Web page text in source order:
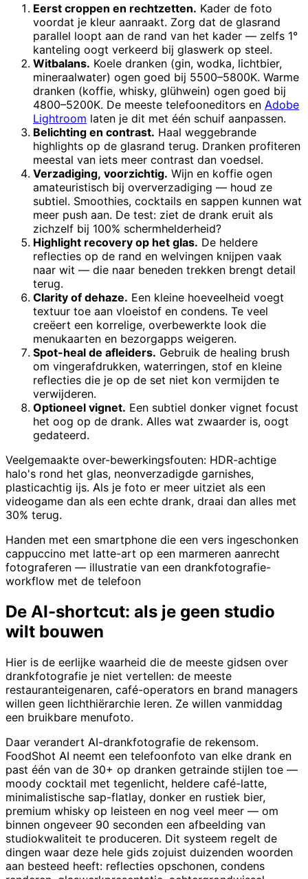
Eerst croppen en rechtzetten. Kader de foto
voordat je kleur aanraakt. Zorg dat de glasrand
parallel loopt aan de rand van het kader — zelfs 1°
kanteling oogt verkeerd bij glaswerk op steel.
Witbalans. Koele dranken (gin, wodka, lichtbier,
mineraalwater) ogen goed bij 5500–5800K. Warme
dranken (koffie, whisky, glühwein) ogen goed bij
4800–5200K. De meeste telefooneditors en Adobe
Lightroom laten je dit met één schuif aanpassen.
Belichting en contrast. Haal weggebrande
highlights op de glasrand terug. Dranken profiteren
meestal van iets meer contrast dan voedsel.
Verzadiging, voorzichtig. Wijn en koffie ogen
amateuristisch bij oververzadiging — houd ze
subtiel. Smoothies, cocktails en sappen kunnen wat
meer push aan. De test: ziet de drank eruit als
zichzelf bij 100% schermhelderheid?
Highlight recovery op het glas. De heldere
reflecties op de rand en welvingen knijpen vaak
naar wit — die naar beneden trekken brengt detail
terug.
Clarity of dehaze. Een kleine hoeveelheid voegt
textuur toe aan vloeistof en condens. Te veel
creëert een korrelige, overbewerkte look die
menukaarten en bezorgapps weigeren.
Spot-heal de afleiders. Gebruik de healing brush
om vingerafdrukken, waterringen, stof en kleine
reflecties die je op de set niet kon vermijden te
verwijderen.
Optioneel vignet. Een subtiel donker vignet focust
het oog op de drank. Alles wat zwaarder is, oogt
gedateerd.
Veelgemaakte over-bewerkingsfouten: HDR-achtige
halo's rond het glas, neonverzadigde garnishes,
plasticachtig ijs. Als je foto er meer uitziet als een
videogame dan als een echte drank, draai dan alles met
30% terug.
Handen met een smartphone die een vers ingeschonken
cappuccino met latte-art op een marmeren aanrecht
fotograferen — illustratie van een drankfotografie-
workflow met de telefoon
De AI-shortcut: als je geen studio
wilt bouwen
Hier is de eerlijke waarheid die de meeste gidsen over
drankfotografie je niet vertellen: de meeste
restauranteigenaren, café-operators en brand managers
willen geen lichthiërarchie leren. Ze willen vanmiddag
een bruikbare menufoto.
Daar verandert AI-drankfotografie de rekensom.
FoodShot AI neemt een telefoonfoto van elke drank en
past één van de 30+ op dranken getrainde stijlen toe —
moody cocktail met tegenlicht, heldere café-latte,
minimalistische sap-flatlay, donker en rustiek bier,
premium whisky op leisteen en nog veel meer — om
binnen ongeveer 90 seconden een afbeelding van
studiokwaliteit te produceren. Dit systeem regelt de
dingen waar deze hele gids zojuist duizenden woorden
aan besteed heeft: reflecties opschonen, condens